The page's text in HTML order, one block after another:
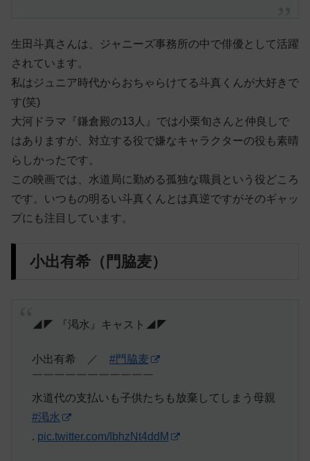
生田斗真さんは、ジャニーズ事務所の中で俳優として活躍
されています。
私はジュニア時代からおちゃらけてる斗真くんが大好きで
す(笑)
大河ドラマ『鎌倉殿の13人』では小栗旬さんと仲良しで
はありますが、対立する役で嫌なキャラクターの役も素晴
らしかったです。
この映画では、水道局に勤める孤独な職員という役どころ
です。いつもの明るい斗真くんとは真逆ですがそのギャッ
プにも注目しています。
小出有希（門脇麦）
◢◤ 『渇水』キャスト◢◤
小出有希 ／ #門脇麦
￣￣￣￣￣￣￣￣￣￣￣
水道代の支払いも子供たちも放棄してしまう母親
#渇水
. pic.twitter.com/IbhzNt4ddM